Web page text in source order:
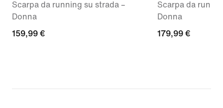
Scarpa da running su strada –
Donna
159,99
159,99 €
Scarpa da
Donna
179,99
179,99 €